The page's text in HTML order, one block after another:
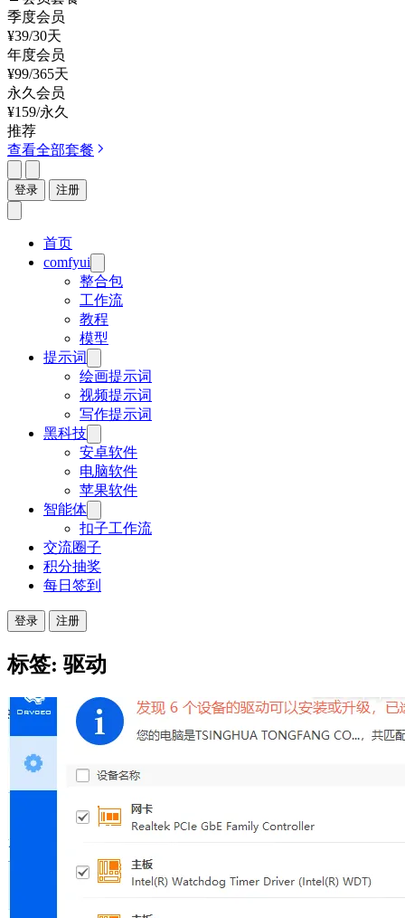
季度会员
¥39/30天
年度会员
¥99/365天
永久会员
¥159/永久
推荐
查看全部套餐
登录 注册
首页
comfyui
整合包
工作流
教程
模型
提示词
绘画提示词
视频提示词
写作提示词
黑科技
安卓软件
电脑软件
苹果软件
智能体
扣子工作流
交流圈子
积分抽奖
每日签到
登录 注册
标签: 驱动